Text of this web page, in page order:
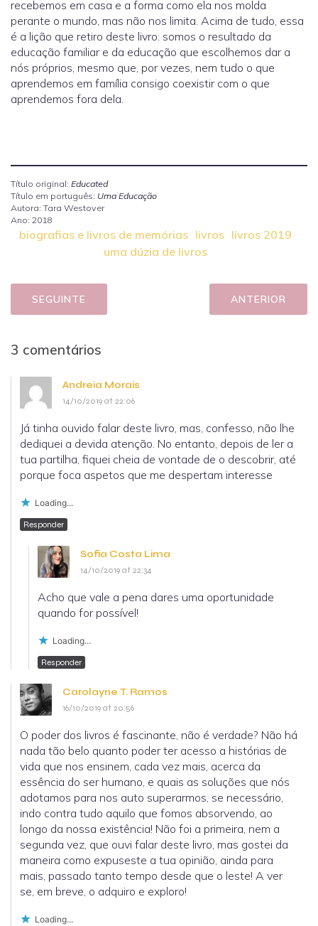
recebemos em casa e a forma como ela nos molda
perante o mundo, mas não nos limita. Acima de tudo, essa
é a lição que retiro deste livro: somos o resultado da
educação familiar e da educação que escolhemos dar a
nós próprios, mesmo que, por vezes, nem tudo o que
aprendemos em família consigo coexistir com o que
aprendemos fora dela.
Título original: Educated
Título em português: Uma Educação
Autora: Tara Westover
Ano: 2018
biografias e livros de memórias livros livros 2019
uma dúzia de livros
SEGUINTE ANTERIOR
3 comentários
Andreia Morais
14/10/2019 at 22:06
Já tinha ouvido falar deste livro, mas, confesso, não lhe
dediquei a devida atenção. No entanto, depois de ler a
tua partilha, fiquei cheia de vontade de o descobrir, até
porque foca aspetos que me despertam interesse
Loading...
Responder
Sofia Costa Lima
14/10/2019 at 22:34
Acho que vale a pena dares uma oportunidade
quando for possível!
Loading...
Responder
Carolayne T. Ramos
16/10/2019 at 20:56
O poder dos livros é fascinante, não é verdade? Não há
nada tão belo quanto poder ter acesso a histórias de
vida que nos ensinem, cada vez mais, acerca da
essência do ser humano, e quais as soluções que nós
adotamos para nos auto superarmos, se necessário,
indo contra tudo aquilo que fomos absorvendo, ao
longo da nossa existência! Não foi a primeira, nem a
segunda vez, que ouvi falar deste livro, mas gostei da
maneira como expuseste a tua opinião, ainda para
mais, passado tanto tempo desde que o leste! A ver
se, em breve, o adquiro e exploro!
Loading...